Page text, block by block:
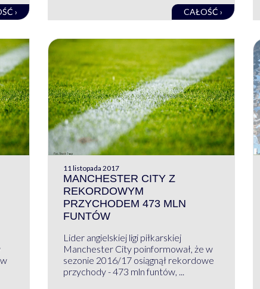
› CAŁOŚĆ ›
11 listopada 2017
MANCHESTER CITY Z
REKORDOWYM
PRZYCHODEM 473 MLN
FUNTÓW
Lider angielskiej ligi piłkarskiej
Manchester City poinformował, że w
sezonie 2016/17 osiągnął rekordowe
przychody - 473 mln funtów, ...